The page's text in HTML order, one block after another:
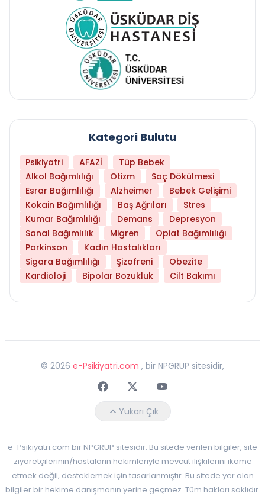
Kategori Bulutu
Psikiyatri AFAZİ
Tüp Bebek
Alkol Bağımlılığı
Otizm
Saç Dökülmesi
Esrar Bağımlılığı
Alzheimer
Bebek Gelişimi
Kokain Bağımlılığı
Baş Ağrıları
Stres
Kumar Bağımlılığı
Demans
Depresyon
Sanal Bağımlılık
Migren
Opiat Bağımlılığı
Parkinson
Kadın Hastalıkları
Sigara Bağımlılığı
Şizofreni
Obezite
Kardioloji
Bipolar Bozukluk Cilt Bakımı
© 2026 e-Psikiyatri.com , bir NPGRUP sitesidir,
FaceebokTwitterYoutube
Yukarı Çık
e-Psikiyatri.com bir NPGRUP sitesidir. Bu sitede verilen bilgiler, site
ziyaretçilerinin/hastaların hekimleriyle mevcut ilişkilerini ikame
etmek değil, desteklemek için tasarlanmıştır. Bu sitede yer alan
bilgiler bir hekime danışmanın yerine geçmez. Tüm hakları saklıdır.